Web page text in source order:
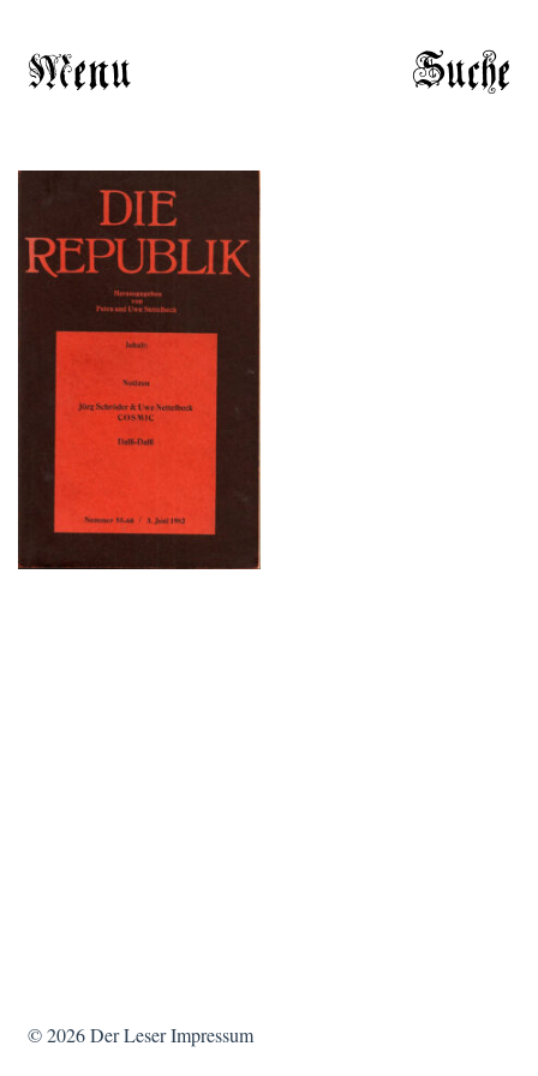
Menu Suche
DIE REPUBLIK –
Nummer 55-60 / 3. Juni
1982
© 2026Der Leser Impressum